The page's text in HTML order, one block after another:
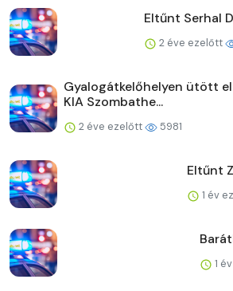
Eltűnt Serhal
2 éve ezelőtt
Gyalogátkelőhelyen ütött
KIA Szombathe...
2 éve ezelőtt 5981
Eltűnt
1 év
1